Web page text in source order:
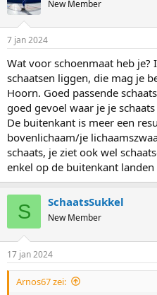
New Member
7 jan 2024
Wat voor schoenmaat heb je?
schaatsen liggen, die mag je
Hoorn. Goed passende
goed gevoel waar je je
De buitenkant is meer een
bovenlichaam/je
schaats, je ziet ook wel
enkel op de buitenkant
S SchaatsSukkel
New Member
17 jan 2024
Arnos67 zei: